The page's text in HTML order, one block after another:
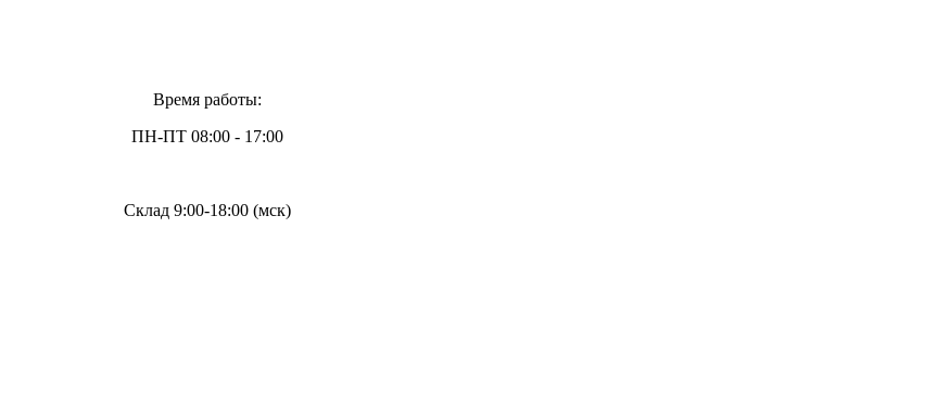
Время работы:
ПН-ПТ 08:00 - 17:00
Склад 9:00-18:00 (мск)